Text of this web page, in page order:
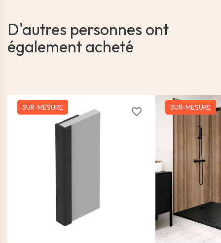
D'autres personnes ont
également acheté
favorite_border
SUR-MESURE SUR-MESURE